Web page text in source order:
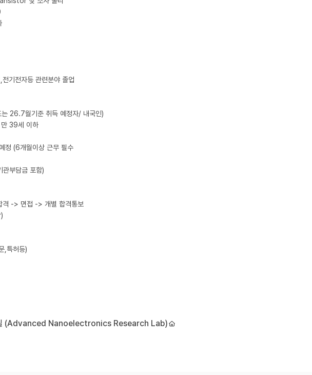
기전자등 관련분야 졸업
는 26.7월기준 취득 예정자/ 내국인)
는 만 39세 이하
(6개월이상 근무 필수
부담금 포함)
격 -> 면접 -> 개별 합격통보
,특허등)
실 (Advanced Nanoelectronics Research Lab)